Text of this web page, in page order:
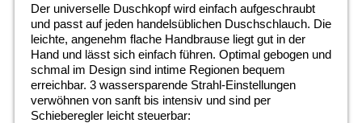
Der universelle Duschkopf wird einfach aufgeschraubt
und passt auf jeden handelsüblichen Duschschlauch. Die
leichte, angenehm flache Handbrause liegt gut in der
Hand und lässt sich einfach führen. Optimal gebogen und
schmal im Design sind intime Regionen bequem
erreichbar. 3 wassersparende Strahl-Einstellungen
verwöhnen von sanft bis intensiv und sind per
Schieberegler leicht steuerbar: